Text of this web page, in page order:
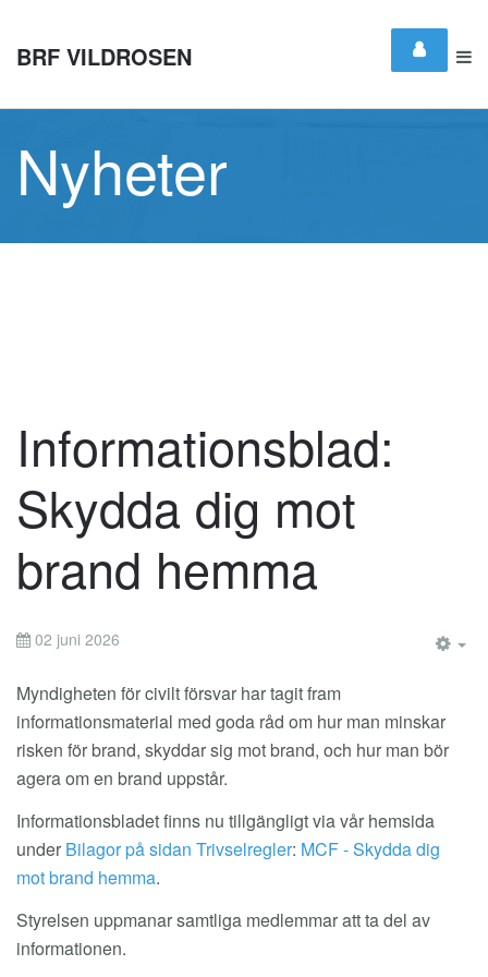
BRF VILDROSEN
Nyheter
Informationsblad:
Skydda dig mot
brand hemma
02 juni 2026
Myndigheten för civilt försvar har tagit fram
informationsmaterial med goda råd om hur man minskar
risken för brand, skyddar sig mot brand, och hur man bör
agera om en brand uppstår.
Informationsbladet finns nu tillgängligt via vår hemsida
under Bilagor på sidan Trivselregler: MCF - Skydda dig
mot brand hemma.
Styrelsen uppmanar samtliga medlemmar att ta del av
informationen.